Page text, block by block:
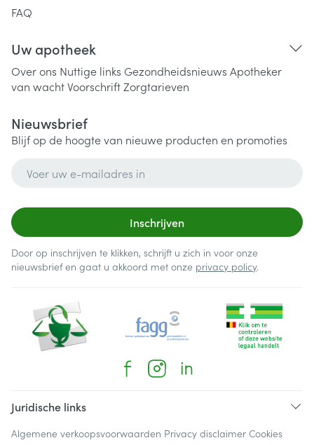
FAQ
Uw apotheek
Over ons Nuttige links Gezondheidsnieuws Apotheker
van wachtVoorschriftZorgtarieven
Nieuwsbrief
Blijf op de hoogte van nieuwe producten en promoties
Inschrijven
Door op inschrijven te klikken, schrijft u zich in voor onze
nieuwsbrief en gaat u akkoord met onze privacy policy.
Juridische links
Algemene verkoopsvoorwaarden Privacy disclaimer Cookies